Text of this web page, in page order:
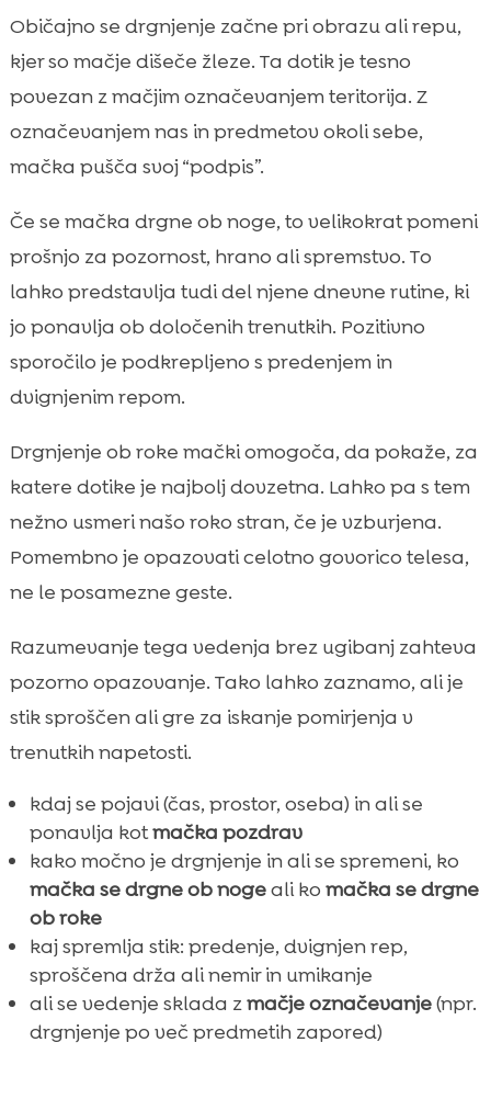
Običajno se drgnjenje začne pri obrazu ali repu,
kjer so mačje dišeče žleze. Ta dotik je tesno
povezan z mačjim označevanjem teritorija. Z
označevanjem nas in predmetov okoli sebe,
mačka pušča svoj “podpis”.
Če se mačka drgne ob noge, to velikokrat pomeni
prošnjo za pozornost, hrano ali spremstvo. To
lahko predstavlja tudi del njene dnevne rutine, ki
jo ponavlja ob določenih trenutkih. Pozitivno
sporočilo je podkrepljeno s predenjem in
dvignjenim repom.
Drgnjenje ob roke mački omogoča, da pokaže, za
katere dotike je najbolj dovzetna. Lahko pa s tem
nežno usmeri našo roko stran, če je vzburjena.
Pomembno je opazovati celotno govorico telesa,
ne le posamezne geste.
Razumevanje tega vedenja brez ugibanj zahteva
pozorno opazovanje. Tako lahko zaznamo, ali je
stik sproščen ali gre za iskanje pomirjenja v
trenutkih napetosti.
kdaj se pojavi (čas, prostor, oseba) in ali se
ponavlja kotmačka pozdrav
kako močno je drgnjenje in ali se spremeni, ko
mačka se drgne ob nogeali ko mačka se drgne
ob roke
kaj spremlja stik: predenje, dvignjen rep,
sproščena drža ali nemir in umikanje
ali se vedenje sklada zmačje označevanje(npr.
drgnjenje po več predmetih zapored)